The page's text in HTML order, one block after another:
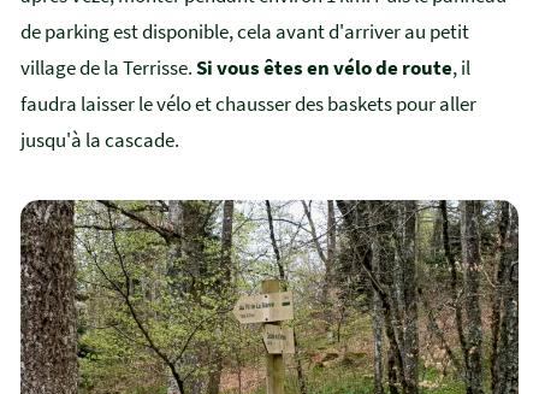
de parking est disponible, cela avant d'arriver au petit
village de la Terrisse.Si vous êtes en vélo de route, il
faudra laisser le vélo et chausser des baskets pour aller
jusqu'à la cascade.